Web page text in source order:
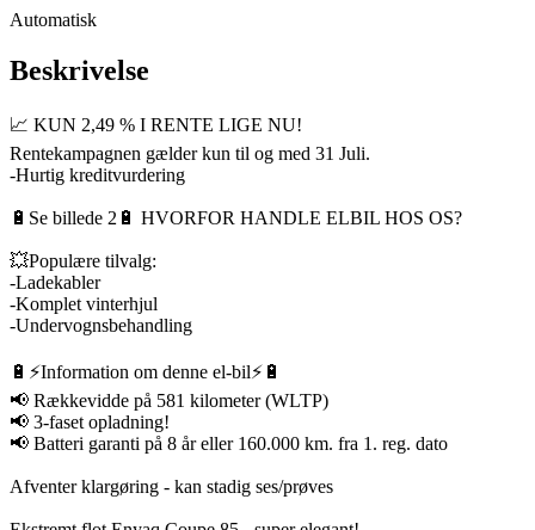
Automatisk
Beskrivelse
📈 KUN 2,49 % I RENTE LIGE NU!
Rentekampagnen gælder kun til og med 31 Juli.
-Hurtig kreditvurdering
🔋Se billede 2🔋 HVORFOR HANDLE ELBIL HOS OS?
💥Populære tilvalg:
-Ladekabler
-Komplet vinterhjul
-Undervognsbehandling
🔋⚡️Information om denne el-bil⚡️🔋
📢 Rækkevidde på 581 kilometer (WLTP)
📢 3-faset opladning!
📢 Batteri garanti på 8 år eller 160.000 km. fra 1. reg. dato
Afventer klargøring - kan stadig ses/prøves